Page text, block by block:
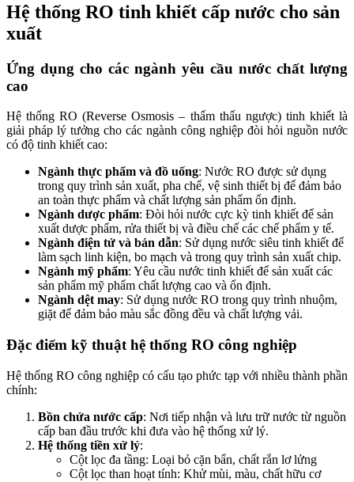
Hệ thống RO tinh khiết cấp nước cho sản
xuất
Ứng dụng cho các ngành yêu cầu nước chất lượng
cao
Hệ thống RO (Reverse Osmosis – thẩm thấu ngược) tinh khiết là
giải pháp lý tưởng cho các ngành công nghiệp đòi hỏi nguồn nước
có độ tinh khiết cao:
Ngành thực phẩm và đồ uống: Nước RO được sử dụng
trong quy trình sản xuất, pha chế, vệ sinh thiết bị để đảm bảo
an toàn thực phẩm và chất lượng sản phẩm ổn định.
Ngành dược phẩm: Đòi hỏi nước cực kỳ tinh khiết để sản
xuất dược phẩm, rửa thiết bị và điều chế các chế phẩm y tế.
Ngành điện tử và bán dẫn: Sử dụng nước siêu tinh khiết để
làm sạch linh kiện, bo mạch và trong quy trình sản xuất chip.
Ngành mỹ phẩm: Yêu cầu nước tinh khiết để sản xuất các
sản phẩm mỹ phẩm chất lượng cao và ổn định.
Ngành dệt may: Sử dụng nước RO trong quy trình nhuộm,
giặt để đảm bảo màu sắc đồng đều và chất lượng vải.
Đặc điểm kỹ thuật hệ thống RO công nghiệp
Hệ thống RO công nghiệp có cấu tạo phức tạp với nhiều thành phần
chính:
Bồn chứa nước cấp: Nơi tiếp nhận và lưu trữ nước từ nguồn
cấp ban đầu trước khi đưa vào hệ thống xử lý.
Hệ thống tiền xử lý:
Cột lọc đa tầng: Loại bỏ cặn bẩn, chất rắn lơ lửng
Cột lọc than hoạt tính: Khử mùi, màu, chất hữu cơ